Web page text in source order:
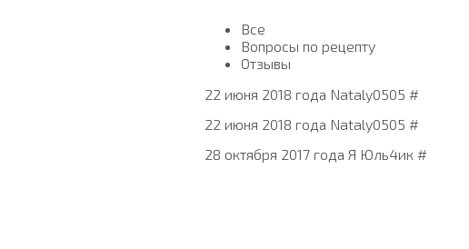
Все
Вопросы по рецепту
Отзывы
22 июня 2018 года Nataly0505 #
22 июня 2018 года Nataly0505 #
28 октября 2017 года Я Юль4ик #